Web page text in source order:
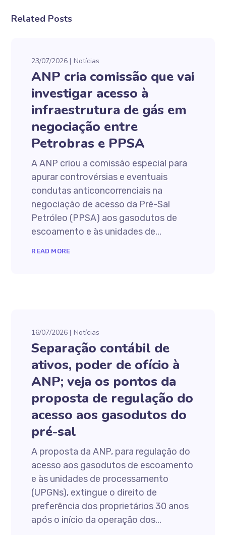
Related Posts
23/07/2026 Notícias
ANP cria comissão que vai
investigar acesso à
infraestrutura de gás em
negociação entre
Petrobras e PPSA
A ANP criou a comissão especial para
apurar controvérsias e eventuais
condutas anticoncorrenciais na
negociação de acesso da Pré-Sal
Petróleo (PPSA) aos gasodutos de
escoamento e às unidades de...
READ MORE
16/07/2026 Notícias
Separação contábil de
ativos, poder de ofício à
ANP; veja os pontos da
proposta de regulação do
acesso aos gasodutos do
pré-sal
A proposta da ANP, para regulação do
acesso aos gasodutos de escoamento
e às unidades de processamento
(UPGNs), extingue o direito de
preferência dos proprietários 30 anos
após o início da operação dos...